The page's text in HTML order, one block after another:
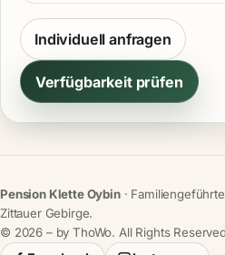
Individuell anfragen
Verfügbarkeit prüfen
Pension Klette Oybin·
Zittauer Gebirge.
© 2026 – by ThoWo. All Rights